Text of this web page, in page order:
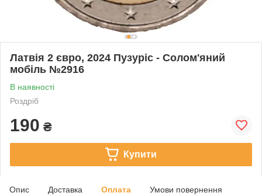
Латвія 2 євро, 2024 Пузуріс - Солом'яний
мобіль №2916
В наявності
Роздріб
190 ₴
Купити
Опис Доставка Оплата Умови повернення